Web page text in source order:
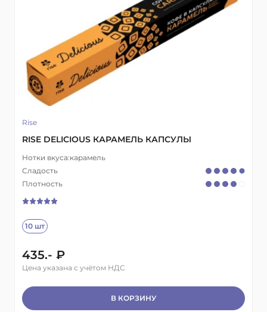
Rise
RISE DELICIOUS КАРАМЕЛЬ КАПСУЛЫ
Нотки вкуса:карамель
Сладость
Плотность
10 шт
435.- ₽
Цена указана с учётом НДС
В КОРЗИНУ